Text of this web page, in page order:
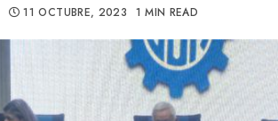
11 OCTUBRE, 2023 1 MIN READ